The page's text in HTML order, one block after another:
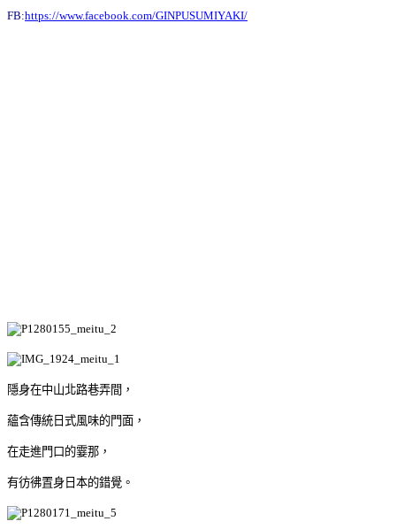
FB:https://www.facebook.com/GINPUSUMIYAKI/
隱身在中山北路巷弄間，
蘊含傳統日式風味的門面，
在走進門口的霎那，
有彷彿置身日本的錯覺。